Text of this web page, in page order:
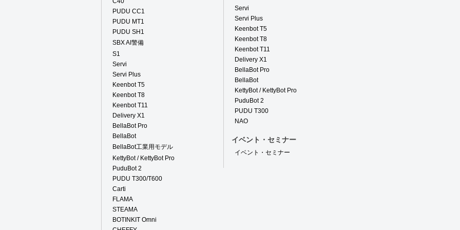
PUDU CC1
PUDU MT1
PUDU SH1
SBX AI警備
S1
Servi
Servi Plus
Keenbot T5
Keenbot T8
Keenbot T11
Delivery X1
BellaBot Pro
BellaBot
BellaBot工業用モデル
KettyBot / KettyBot Pro
PuduBot 2
PUDU T300/T600
Carti
FLAMA
STEAMA
BOTINKIT Omni
Servi
Servi Plus
Keenbot T5
Keenbot T8
Keenbot T11
Delivery X1
BellaBot Pro
BellaBot
KettyBot / KettyBot Pro
PuduBot 2
PUDU T300
NAO
イベント・セミナー
イベント・セミナー